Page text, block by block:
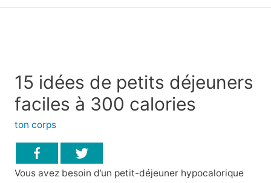
15 idées de petits déjeuners
faciles à 300 calories
ton corps
Vous avez besoin d’un petit-déjeuner hypocalorique